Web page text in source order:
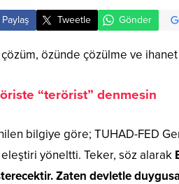
Paylaş Tweetle Gönder
çözüm, özünde çözülme ve
“terörist” denmesin
bilgiye göre; TUHAD-FED
yöneltti. Teker, söz alarak
Zaten devletle